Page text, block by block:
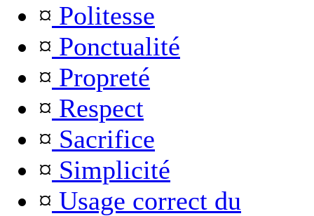
¤ Politesse
¤ Ponctualité
¤ Propreté
¤ Respect
¤ Sacrifice
¤ Simplicité
¤ Usage correct du